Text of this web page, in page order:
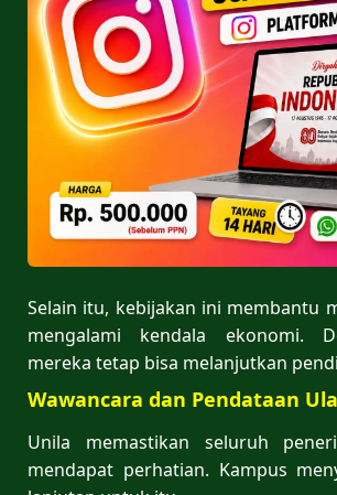
Selain itu, kebijakan ini membantu
mengalami kendala ekonomi.
mereka tetap bisa melanjutkan
Wawancara dan Pendataan
Unila memastikan seluruh
mendapat perhatian. Kampus